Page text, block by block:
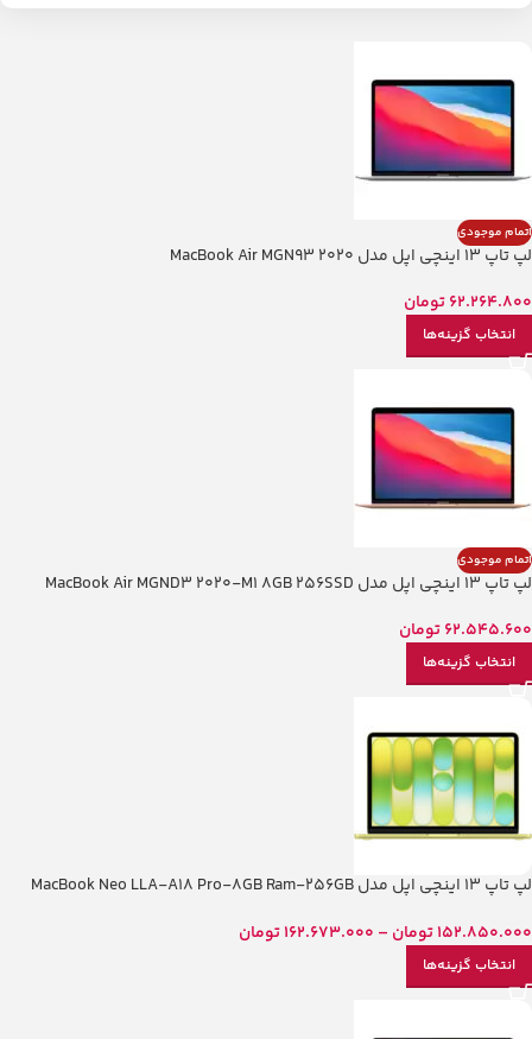
اتمام موجودی
لپ تاپ 13 اینچی اپل مدل MacBook Air MGN93 2020
62.264.800تومان
انتخاب گزینه‌ها
اتمام موجودی
لپ تاپ 13 اینچی اپل مدل MacBook Air MGND3 2020-M1 8GB 256SSD
62.545.600تومان
انتخاب گزینه‌ها
لپ تاپ 13 اینچی اپل مدل MacBook Neo LLA-A18 Pro-8GB Ram-256GB
152.850.000تومان –
162.673.000تومان
انتخاب گزینه‌ها